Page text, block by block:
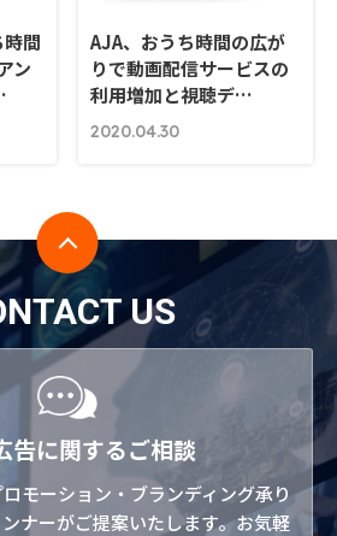
時間
ン
AJA、おうち時間の広が
りで動画配信サービスの
利用増加と視聴デ…
2020.04.30
US
告に関するご相談
モーション・ブランディング承り
ナーがご提案いたします。お気軽